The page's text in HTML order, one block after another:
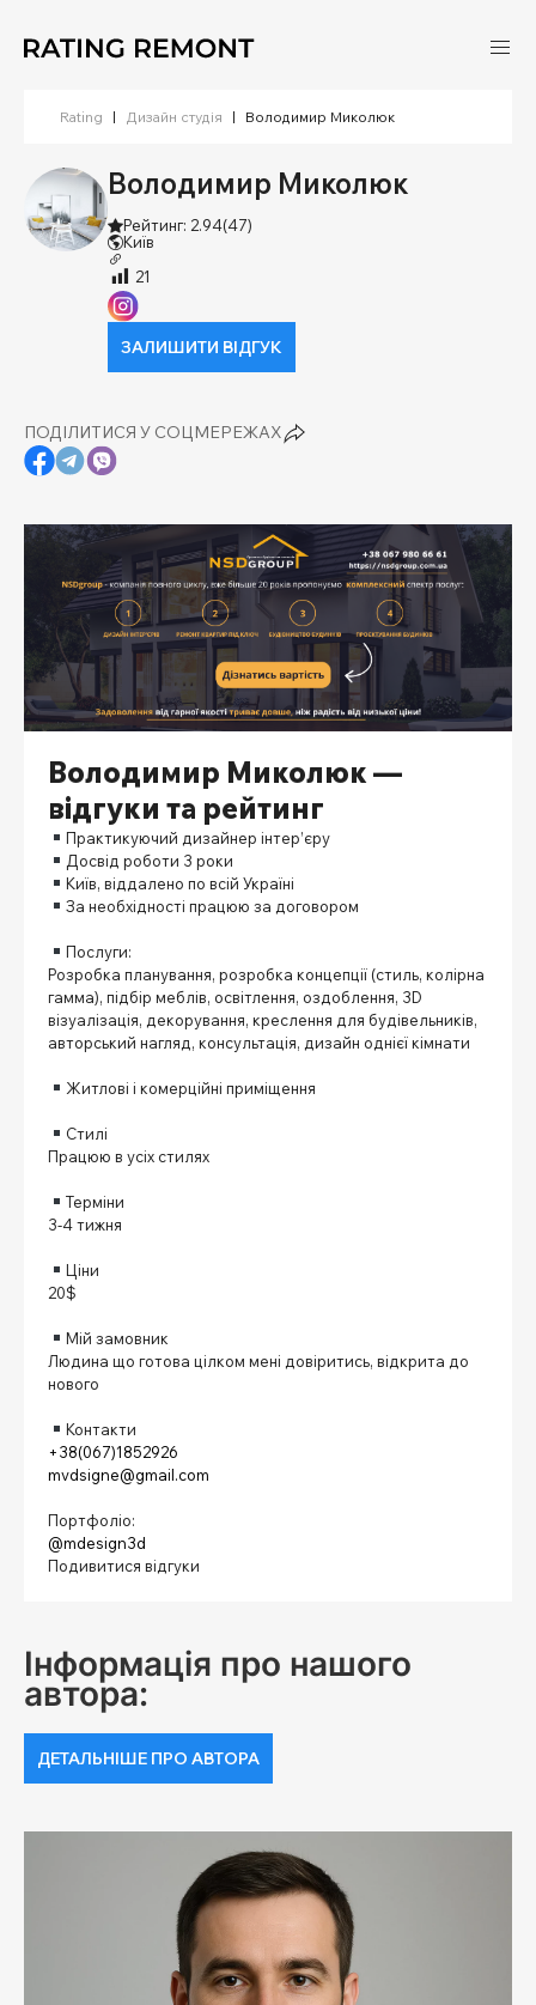
Rating | Дизайн студія | Володимир Миколюк
Володимир Миколюк
Рейтинг: 2.94(47)
Київ
21
ЗАЛИШИТИ ВІДГУК
ПОДІЛИТИСЯ У СОЦМЕРЕЖАХ
Володимир Миколюк —
відгуки та рейтинг
Практикуючий дизайнер інтер’єру
Досвід роботи 3 роки
Київ, віддалено по всій Україні
За необхідності працюю за договором
Послуги:
Розробка планування, розробка концепції (стиль, колірна
гамма), підбір меблів, освітлення, оздоблення, 3D
візуалізація, декорування, креслення для будівельників,
авторський нагляд, консультація, дизайн однієї кімнати
Житлові і комерційні приміщення
Стилі
Працюю в усіх стилях
Терміни
3-4 тижня
Ціни
20$
Мій замовник
Людина що готова цілком мені довіритись, відкрита до
нового
Контакти
+38(067)1852926
mvdsigne@gmail.com
Портфоліо:
@mdesign3d
Подивитися відгуки
Інформація про нашого
автора:
ДЕТАЛЬНІШЕ ПРО АВТОРА